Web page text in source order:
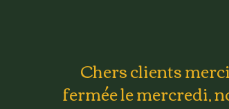
Chers clients
fermée le mercredi,